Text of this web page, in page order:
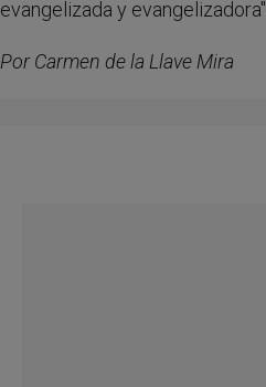
evangelizada y evangelizadora".
Por Carmen de la Llave Mira